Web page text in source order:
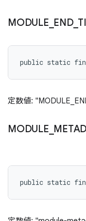
MODULE END_
public static final
定数値:
MODULE
public static final